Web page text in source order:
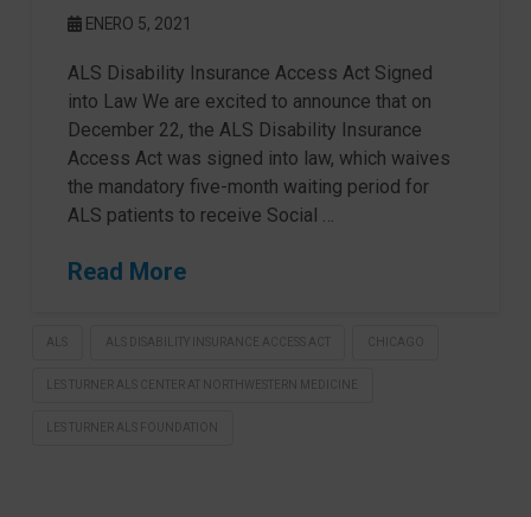
ENERO 5, 2021
ALS Disability Insurance Access Act Signed
into Law We are excited to announce that on
December 22, the ALS Disability Insurance
Access Act was signed into law, which waives
the mandatory five-month waiting period for
ALS patients to receive Social …
Read More
ALS ALS DISABILITY INSURANCE ACCESS ACT CHICAGO
LES TURNER ALS CENTER AT NORTHWESTERN MEDICINE
LES TURNER ALS FOUNDATION